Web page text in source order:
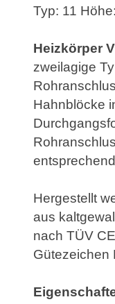
Typ: 11
Heizkörper
zweilagige
Hahnblöcke
Hergestellt
aus
nach TÜV
Gütezeichen